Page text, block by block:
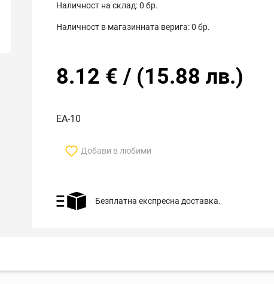
Наличност на склад:0 бр.
Наличност в магазинната верига:0 бр.
8.12 € / (15.88 лв.)
EA-10
Добави в любими
Безплатна експресна доставка.